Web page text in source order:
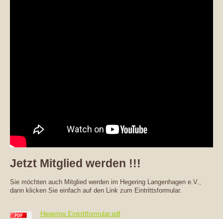
Jetzt Mitglied werden !!!
Sie möchten auch Mitglied werden im Hegering Langenhagen e.V.,
dann klicken Sie einfach auf den Link zum Eintrittsformular.
Hegering Eintrittformular.pdf